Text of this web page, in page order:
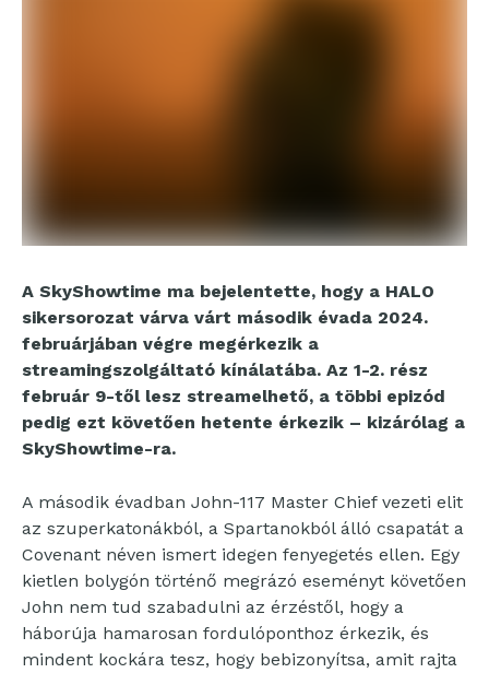
A SkyShowtime ma bejelentette, hogy a HALO
sikersorozat várva várt második évada 2024.
februárjában végre megérkezik a
streamingszolgáltató kínálatába. Az 1-2. rész
február 9-től lesz streamelhető, a többi epizód
pedig ezt követően hetente érkezik – kizárólag a
SkyShowtime-ra.
A második évadban John-117 Master Chief vezeti elit
az szuperkatonákból, a Spartanokból álló csapatát a
Covenant néven ismert idegen fenyegetés ellen. Egy
kietlen bolygón történő megrázó eseményt követően
John nem tud szabadulni az érzéstől, hogy a
háborúja hamarosan fordulóponthoz érkezik, és
mindent kockára tesz, hogy bebizonyítsa, amit rajta